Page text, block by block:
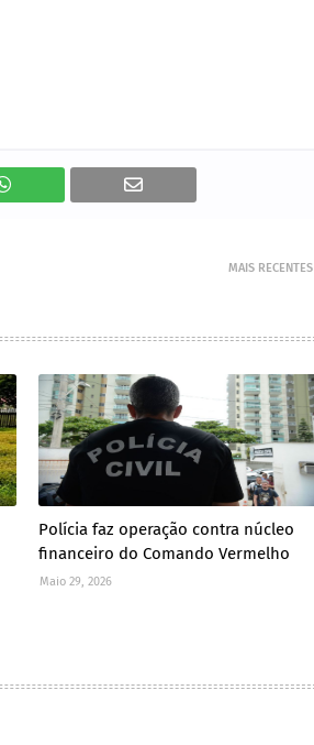
MAIS RECENTES
Polícia faz operação contra núcleo
financeiro do Comando Vermelho
Maio 29, 2026